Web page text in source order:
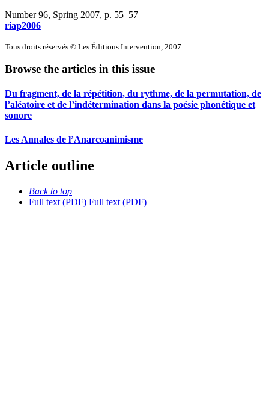
Number 96, Spring 2007, p. 55–57
riap2006
Tous droits réservés © Les Éditions Intervention, 2007
Browse the articles in this issue
Du fragment, de la répétition, du rythme, de la permutation, de
l’aléatoire et de l’indétermination dans la poésie phonétique et
sonore
Les Annales de l’Anarcoanimisme
Article outline
Back to top
Full text (PDF) Full text (PDF)